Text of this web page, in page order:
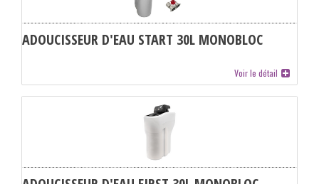
ADOUCISSEUR D'EAU START 30L MONOBLOC
Voir le détail